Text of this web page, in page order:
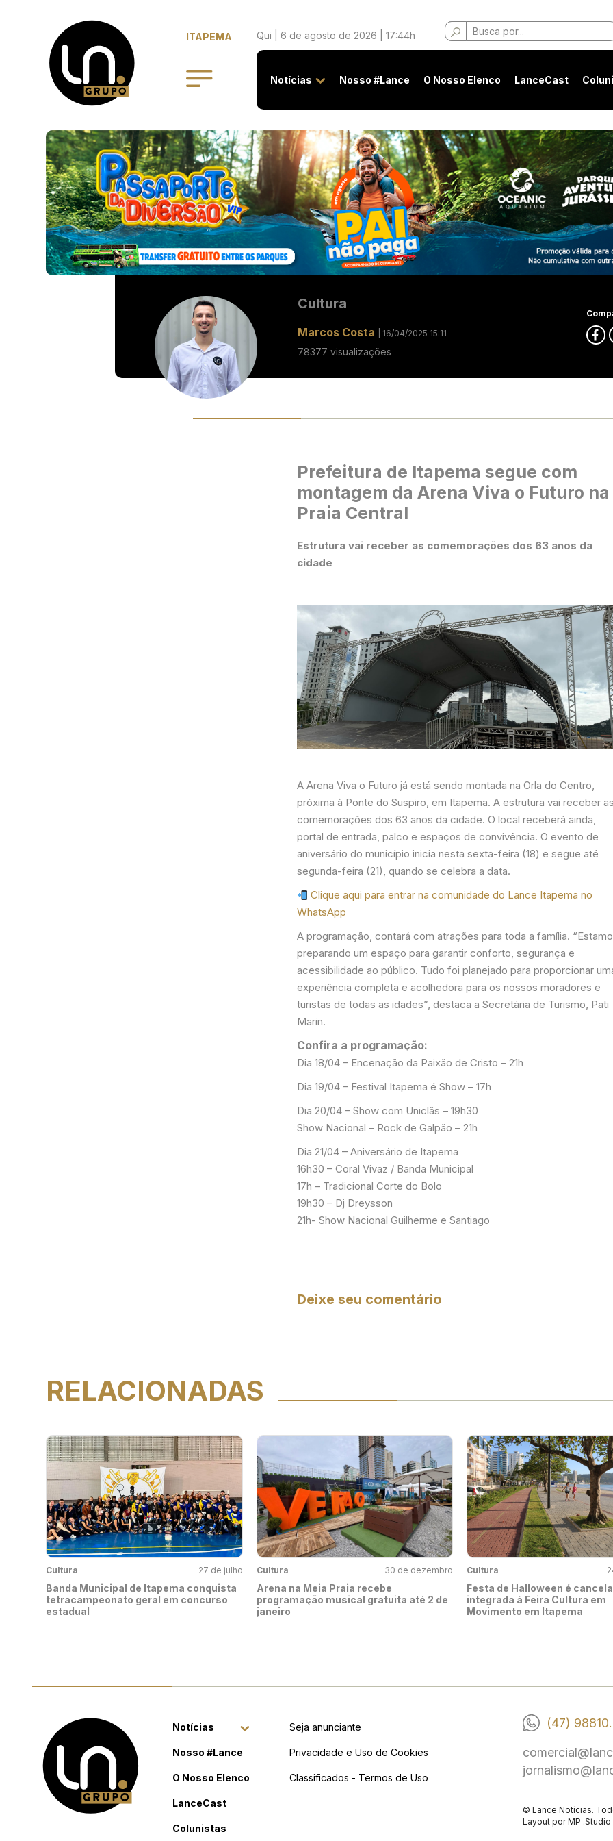
ITAPEMA Qui | 6 de agosto de 2026 | 17:44h
Buscar
por:
Notícias Nosso #Lance O Nosso Elenco LanceCast
Cultura
Marcos Costa | 16/04/2025 15:11
78377 visualizações
Prefeitura de Itapema segue com
montagem da Arena Viva o Futuro na
Praia Central
Estrutura vai receber as comemorações dos 63 anos da
cidade
A Arena Viva o Futuro já está sendo montada na Orla do Centro,
próxima à Ponte do Suspiro, em Itapema. A estrutura vai receber
comemorações dos 63 anos da cidade. O local receberá ainda,
portal de entrada, palco e espaços de convivência. O evento de
aniversário do município inicia nesta sexta-feira (18) e segue até
segunda-feira (21), quando se celebra a data.
Clique aqui para entrar na comunidade do Lance Itapema no
WhatsApp
A programação, contará com atrações para toda a família.
preparando um espaço para garantir conforto, segurança e
acessibilidade ao público. Tudo foi planejado para proporcionar
experiência completa e acolhedora para os nossos moradores e
turistas de todas as idades”, destaca a Secretária de Turismo, Pati
Marin.
Confira a programação:
Dia 18/04 – Encenação da Paixão de Cristo – 21h
Dia 19/04 – Festival Itapema é Show – 17h
Dia 20/04 – Show com Uniclâs – 19h30
Show Nacional – Rock de Galpão – 21h
Dia 21/04 – Aniversário de Itapema
16h30 – Coral Vivaz / Banda Municipal
17h – Tradicional Corte do Bolo
19h30 – Dj Dreysson
21h- Show Nacional Guilherme e Santiago
Deixe seu comentário
RELACIONADAS
Cultura 27 de julho
Banda Municipal de Itapema conquista
tetracampeonato geral em concurso
estadual
Cultura 30 de dezembro
Arena na Meia Praia recebe
programação musical gratuita até 2 de
janeiro
Cultura
Festa de Halloween é
integrada à Feira Cultura em
Movimento em Itapema
Notícias
Nosso #Lance
O Nosso Elenco
LanceCast
Colunistas
Seja anunciante
Privacidade e Uso de Cookies
Classificados - Termos de Uso
(47)
© Lance Notícias.
Layout porMP